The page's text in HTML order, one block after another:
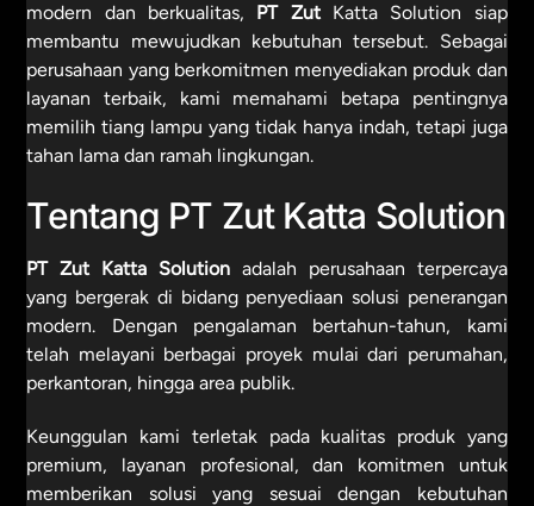
modern dan berkualitas, PT Zut Katta Solution siap
membantu mewujudkan kebutuhan tersebut. Sebagai
perusahaan yang berkomitmen menyediakan produk dan
layanan terbaik, kami memahami betapa pentingnya
memilih tiang lampu yang tidak hanya indah, tetapi juga
tahan lama dan ramah lingkungan.
Tentang PT Zut Katta Solution
PT Zut Katta Solution adalah perusahaan terpercaya
yang bergerak di bidang penyediaan solusi penerangan
modern. Dengan pengalaman bertahun-tahun, kami
telah melayani berbagai proyek mulai dari perumahan,
perkantoran, hingga area publik.
Keunggulan kami terletak pada kualitas produk yang
premium, layanan profesional, dan komitmen untuk
memberikan solusi yang sesuai dengan kebutuhan